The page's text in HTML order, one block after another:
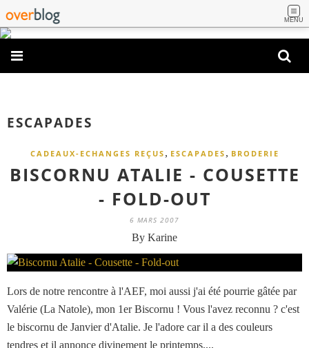
MENU
ESCAPADES
CADEAUX-ECHANGES REÇUS , ESCAPADES , BRODERIE
BISCORNU ATALIE - COUSETTE
- FOLD-OUT
6 MARS 2007
By Karine
Lors de notre rencontre à l'AEF, moi aussi j'ai été pourrie gâtée par
Valérie (La Natole), mon 1er Biscornu ! Vous l'avez reconnu ? c'est
le biscornu de Janvier d'Atalie. Je l'adore car il a des couleurs
tendres et il annonce divinement le printemps....